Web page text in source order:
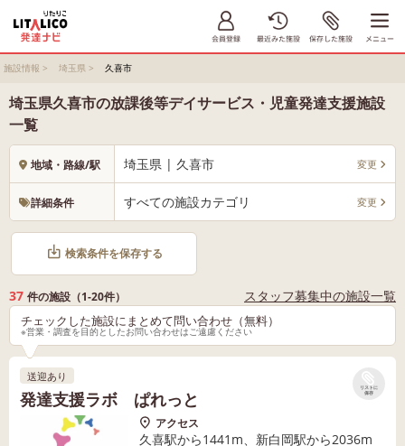
施設情報 > 埼玉県 > 久喜市
埼玉県久喜市の放課後等デイサービス・児童発達支援施設
一覧
地域・路線/駅 埼玉県 | 久喜市 変更
詳細条件 すべての施設カテゴリ 変更
検索条件を保存する
37 件の施設（1-20件） スタッフ募集中の施設一覧
チェックした施設にまとめて問い合わせ（無料）
※営業・調査を目的としたお問い合わせはご遠慮ください
リストに
保存
送迎あり
発達支援ラボ ぱれっと
アクセス
久喜駅から1441m、新白岡駅から2036m